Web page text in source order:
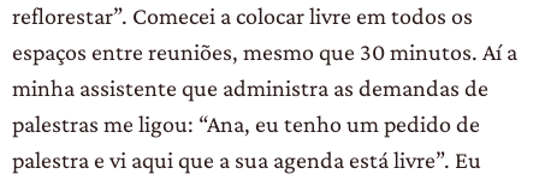
reflorestar”. Comecei a colocar livre em todos os
espaços entre reuniões, mesmo que 30 minutos. Aí a
minha assistente que administra as demandas de
palestras me ligou: “Ana, eu tenho um pedido de
palestra e vi aqui que a sua agenda está livre”. Eu